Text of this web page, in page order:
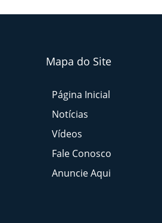
Mapa do Site
Página Inicial
Notícias
Vídeos
Fale Conosco
Anuncie Aqui